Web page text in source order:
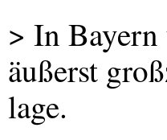
> In
äußerst
lage.